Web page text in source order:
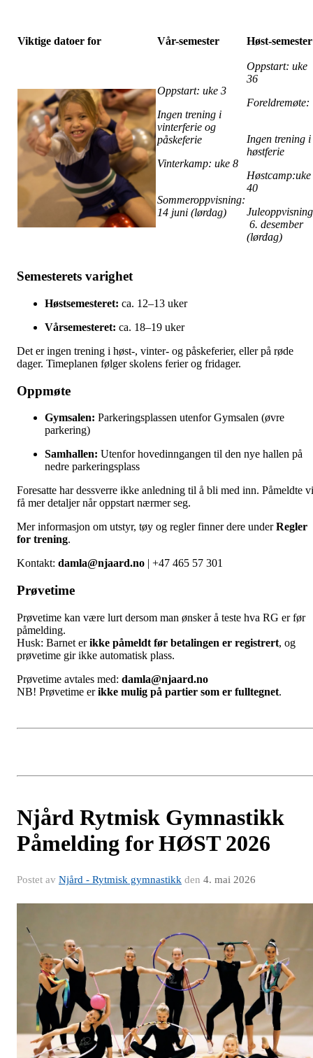
Viktige datoer for Vår-semester Høst-semester
Oppstart: uke 3
Ingen trening i
vinterferie og
påskeferie
Vinterkamp: uke 8
Sommeroppvisning:
14 juni (lørdag)
Oppstart: uke
36
Ingen trening i
høstferie
Høstcamp:uke
40
6. desember
(lørdag)
Semesterets varighet
Høstsemesteret: ca. 12–13 uker
Vårsemesteret: ca. 18–19 uker
Det er ingen trening i høst-, vinter- og påskeferier, eller på røde
dager. Timeplanen følger skolens ferier og fridager.
Oppmøte
Gymsalen: Parkeringsplassen utenfor Gymsalen (øvre
parkering)
Samhallen: Utenfor hovedinngangen til den nye hallen på
nedre parkeringsplass
Foresatte har dessverre ikke anledning til å bli med inn. Påmeldte
få mer detaljer når oppstart nærmer seg.
Mer informasjon om utstyr, tøy og regler finner dere underRegler
for trening.
Kontakt: damla@njaard.no | +47 465 57 301
Prøvetime
Prøvetime kan være lurt dersom man ønsker å teste hva RG er før
påmelding.
Husk: Barnet erikke påmeldt før betalingen er registrert, og
prøvetime gir ikke automatisk plass.
Prøvetime avtales med: damla@njaard.no
NB! Prøvetime erikke mulig på partier som er fulltegnet.
Njård Rytmisk Gymnastikk
Påmelding for HØST 2026
Postet av Njård - Rytmisk gymnastikk den 4. mai 2026